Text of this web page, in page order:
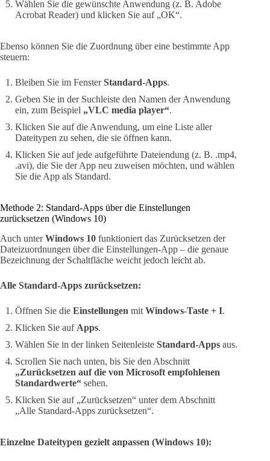
Wählen Sie die gewünschte Anwendung (z. B. Adobe
Acrobat Reader) und klicken Sie auf „OK“.
Ebenso können Sie die Zuordnung über eine bestimmte App
steuern:
Bleiben Sie im FensterStandard-Apps.
Geben Sie in der Suchleiste den Namen der Anwendung
ein, zum Beispiel „VLC media player“.
Klicken Sie auf die Anwendung, um eine Liste aller
Dateitypen zu sehen, die sie öffnen kann.
Klicken Sie auf jede aufgeführte Dateiendung (z. B. .mp4,
.avi), die Sie der App neu zuweisen möchten, und wählen
Sie die App als Standard.
Methode 2: Standard-Apps über die Einstellungen
zurücksetzen (Windows 10)
Auch unterWindows 10 funktioniert das Zurücksetzen der
Dateizuordnungen über die Einstellungen-App – die genaue
Bezeichnung der Schaltfläche weicht jedoch leicht ab.
Alle Standard-Apps zurücksetzen:
Öffnen Sie die Einstellungen mit Windows-Taste + I.
Klicken Sie auf Apps.
Wählen Sie in der linken Seitenleiste Standard-Apps aus.
Scrollen Sie nach unten, bis Sie den Abschnitt
„Zurücksetzen auf die von Microsoft empfohlenen
Standardwerte“ sehen.
Klicken Sie auf „Zurücksetzen“ unter dem Abschnitt
„Alle Standard-Apps zurücksetzen“.
Einzelne Dateitypen gezielt anpassen (Windows 10):